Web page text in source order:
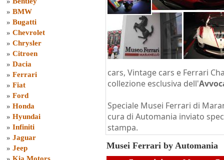
» BMW
» Bugatti
» Chevrolet
» Chrysler
» Citroen
» Dacia
» Ferrari
» Fiat
» Ford
» Honda
» Hyundai
» Infiniti
» Jaguar
» Jeep
cars, Vintage cars e Ferrari
collezione esclusiva dell'
Speciale Musei Ferrari di
cura di Automania inviato
stampa.
Musei Ferrari by Automania